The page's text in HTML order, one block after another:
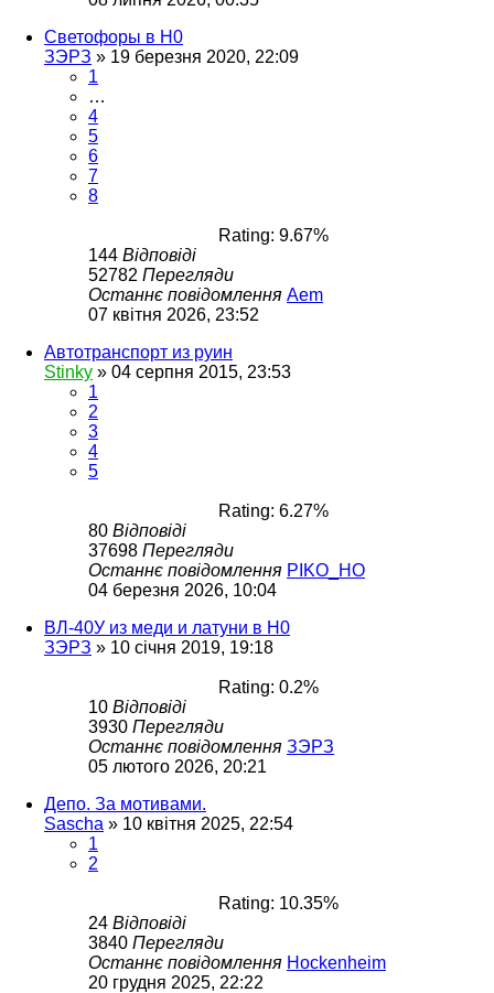
Светофоры в Н0
ЗЭРЗ » 19 березня 2020, 22:09
1
…
4
5
6
7
8
Rating: 9.67%
144 Відповіді
52782 Перегляди
Останнє повідомлення Aem
07 квітня 2026, 23:52
Автотранспорт из руин
Stinky » 04 серпня 2015, 23:53
1
2
3
4
5
Rating: 6.27%
80 Відповіді
37698 Перегляди
Останнє повідомлення PIKO_HO
04 березня 2026, 10:04
ВЛ-40У из меди и латуни в Н0
ЗЭРЗ » 10 січня 2019, 19:18
Rating: 0.2%
10 Відповіді
3930 Перегляди
Останнє повідомлення ЗЭРЗ
05 лютого 2026, 20:21
Депо. За мотивами.
Sascha » 10 квітня 2025, 22:54
1
2
Rating: 10.35%
24 Відповіді
3840 Перегляди
Останнє повідомлення Hockenheim
20 грудня 2025, 22:22